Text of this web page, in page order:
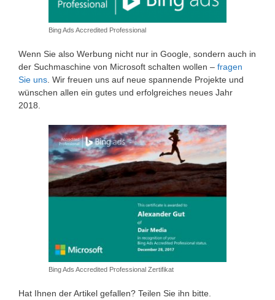
Bing Ads Accredited Professional
Wenn Sie also Werbung nicht nur in Google, sondern auch in
der Suchmaschine von Microsoft schalten wollen – fragen
Sie uns . Wir freuen uns auf neue spannende Projekte und
wünschen allen ein gutes und erfolgreiches neues Jahr
2018.
Bing Ads Accredited Professional Zertifikat
Hat Ihnen der Artikel gefallen? Teilen Sie ihn bitte.